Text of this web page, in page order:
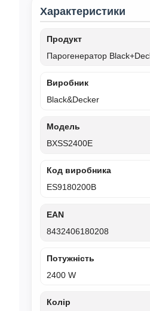
Характеристики
Продукт
Парогенератор
Виробник
Black&Decker
Модель
BXSS2400E
Код виробника
ES9180200B
EAN
8432406180208
Потужність
2400 W
Колір